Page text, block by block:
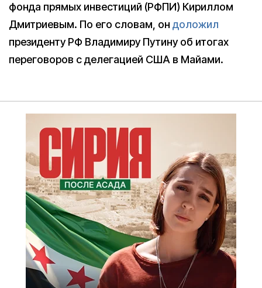
фонда прямых инвестиций (РФПИ) Кириллом
Дмитриевым. По его словам, он доложил
президенту РФ Владимиру Путину об итогах
переговоров с делегацией США в Майами.